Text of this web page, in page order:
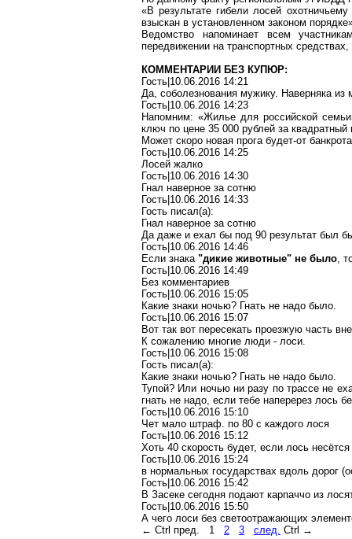
«В результате гибели лосей
взыскан в установленном законом
Ведомство напоминает всем
передвижении на транспортных
КОММЕНТАРИИ БЕЗ КУПЮР:
Гость|10.06.2016 14:21
Да, соболезнования мужику. Наверняка
Гость|10.06.2016 14:23
Напомним: «Жилье для российской
ключ по цене 35 000 рублей за квадратный
Может скоро новая прога будет-от
Гость|10.06.2016 14:25
Лосей жалко
Гость|10.06.2016 14:30
Гнал наверное за сотню
Гость|10.06.2016 14:33
Гость писал(a):
Гнал наверное за сотню
Да даже и ехал бы под 90 результат был
Гость|10.06.2016 14:46
Если знака "дикие животные" не было,
Гость|10.06.2016 14:49
Без комментариев
Гость|10.06.2016 15:05
Какие знаки ночью? Гнать не надо было.
Гость|10.06.2016 15:07
Вот так вот пересекать проезжую часть
К сожалению многие люди - лоси.
Гость|10.06.2016 15:08
Гость писал(a):
Какие знаки ночью? Гнать не надо было.
Тупой? Или ночью ни разу по трассе не
гнать не надо, если тебе наперерез лось
Гость|10.06.2016 15:10
Чет мало штраф. по 80 с каждого лося
Гость|10.06.2016 15:12
Хоть 40 скорость будет, если лось
Гость|10.06.2016 15:24
в нормальных государствах вдоль дорог
Гость|10.06.2016 15:42
В Засеке сегодня подают карпаччо из
Гость|10.06.2016 15:50
А чего лоси без светоотражающих
← Ctrl пред. 1 2 3 след. Ctrl →